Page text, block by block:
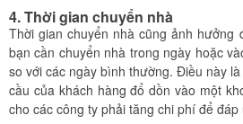
4. Thời gian chuyển nhà
Thời gian chuyển nhà cũng ảnh hưởng
bạn cần chuyển nhà trong ngày hoặc
so với các ngày bình thường. Điều này
cầu của khách hàng đổ dồn vào một
cho các công ty phải tăng chi phí để